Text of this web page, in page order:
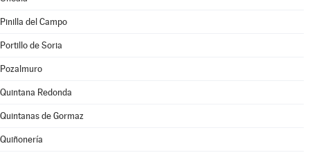
Pinilla del Campo
Portillo de Soria
Pozalmuro
Quintana Redonda
Quintanas de Gormaz
Quiñonería